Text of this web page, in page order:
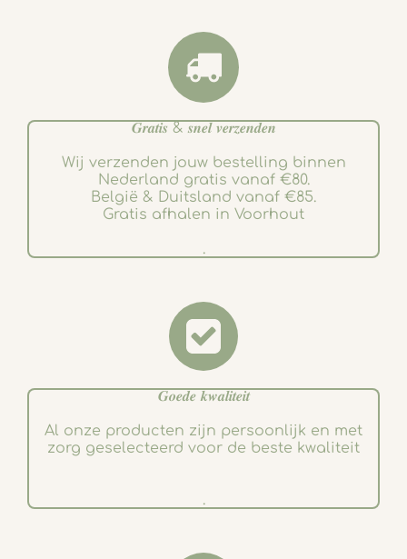
𝑮𝒓𝒂𝒕𝒊𝒔 & 𝒔𝒏𝒆𝒍 𝒗𝒆𝒓𝒛𝒆𝒏𝒅𝒆𝒏
Wij verzenden jouw bestelling binnen
Nederland gratis vanaf €80.
België & Duitsland vanaf €85.
Gratis afhalen in Voorhout
.
𝑮𝒐𝒆𝒅𝒆 𝒌𝒘𝒂𝒍𝒊𝒕𝒆𝒊𝒕
Al onze producten zijn persoonlijk en met
zorg geselecteerd voor de beste kwaliteit
.